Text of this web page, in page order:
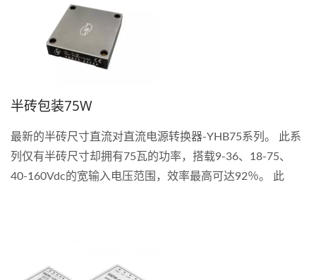
半砖包装75W
最新的半砖尺寸直流对直流电源转换器-YHB75系列。 此系
列仅有半砖尺寸却拥有75瓦的功率，搭载9-36、18-75、
40-160Vdc的宽输入电压范围，效率最高可达92％。 此